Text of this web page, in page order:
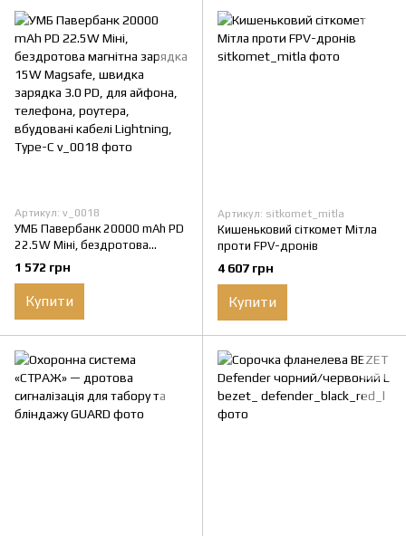
Артикул: v_0018
УМБ Павербанк 20000 mAh PD
22.5W Міні, бездротова
магнітна зарядка 15W
Magsafe, швидка зарядка 3.0
PD, для айфона, телефона,
роутера, вбудовані кабелі
1 572 грн
Купити
Артикул: sitkomet_mitla
Кишеньковий сіткомет Mітла
проти FPV-дронів
4 607 грн
Купити